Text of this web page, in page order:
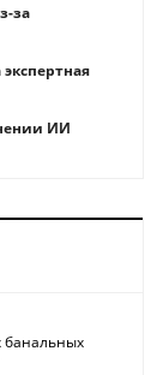
за
ИИ
банальных